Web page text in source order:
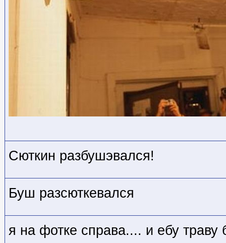
Сюткин разбушэвался!
Буш разсюткевался
я на фотке справа.... и ебу траву